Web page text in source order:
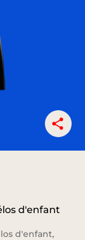
d'enfant
d'enfant,